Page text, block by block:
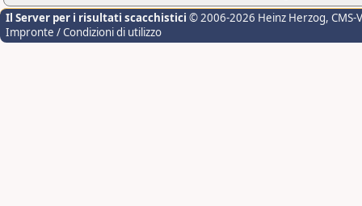
Il Server per i risultati scacchistici © 2006-2026 Heinz Herzog,
Impronte / Condizioni di utilizzo